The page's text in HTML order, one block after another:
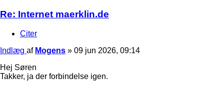
Re: Internet maerklin.de
Citer
Indlæg af Mogens » 09 jun 2026, 09:14
Hej Søren
Takker, ja der forbindelse igen.